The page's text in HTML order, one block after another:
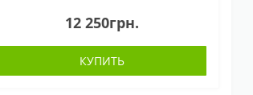
встроенным технологичным чехлом и
12 250грн.
КУПИТЬ